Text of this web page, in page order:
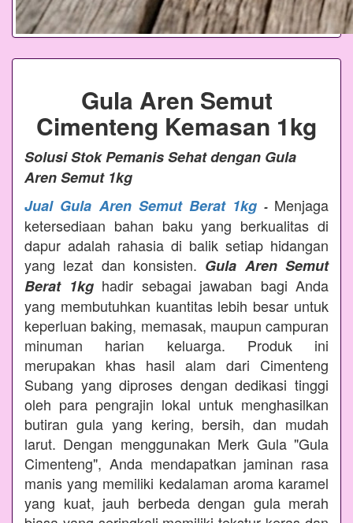
Gula Aren Semut
Cimenteng Kemasan 1kg
Solusi Stok Pemanis Sehat dengan Gula
Aren Semut 1kg
Jual Gula Aren Semut Berat 1kg - Menjaga
ketersediaan bahan baku yang berkualitas di
dapur adalah rahasia di balik setiap hidangan
yang lezat dan konsisten. Gula Aren Semut
Berat 1kghadir sebagai jawaban bagi Anda
yang membutuhkan kuantitas lebih besar untuk
keperluan baking, memasak, maupun campuran
minuman harian keluarga. Produk ini
merupakan khas hasil alam dari Cimenteng
Subang yang diproses dengan dedikasi tinggi
oleh para pengrajin lokal untuk menghasilkan
butiran gula yang kering, bersih, dan mudah
larut. Dengan menggunakan Merk Gula "Gula
Cimenteng", Anda mendapatkan jaminan rasa
manis yang memiliki kedalaman aroma karamel
yang kuat, jauh berbeda dengan gula merah